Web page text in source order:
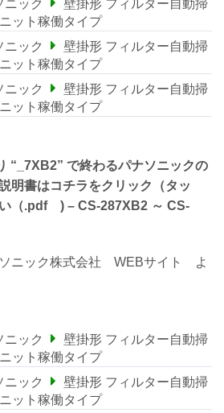
ニック
壁掛形 フィルター自動掃
ット稼働タイプ
ニック
壁掛形 フィルター自動掃
ット稼働タイプ
ニック
壁掛形 フィルター自動掃
ット稼働タイプ
“_7XB2” で終わるパナソニックの
明書はコチラをクリック（タッ
（.pdf ) – CS-287XB2 ～ CS-
ニック株式会社 WEBサイト
よ
ニック
壁掛形 フィルター自動掃
ット稼働タイプ
ニック
壁掛形 フィルター自動掃
ット稼働タイプ